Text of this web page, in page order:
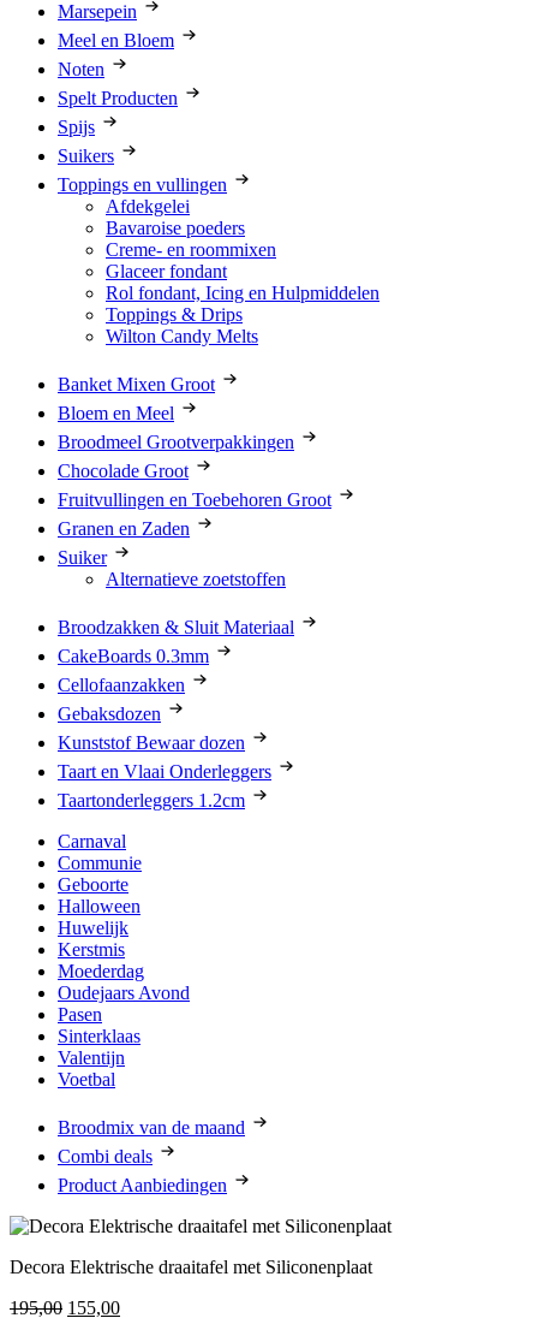
Marsepein
Meel en Bloem
Noten
Spelt Producten
Spijs
Suikers
Toppings en vullingen
Afdekgelei
Bavaroise poeders
Creme- en roommixen
Glaceer fondant
Rol fondant, Icing en Hulpmiddelen
Toppings & Drips
Wilton Candy Melts
Banket Mixen Groot
Bloem en Meel
Broodmeel Grootverpakkingen
Chocolade Groot
Fruitvullingen en Toebehoren Groot
Granen en Zaden
Suiker
Alternatieve zoetstoffen
Broodzakken & Sluit Materiaal
CakeBoards 0.3mm
Cellofaanzakken
Gebaksdozen
Kunststof Bewaar dozen
Taart en Vlaai Onderleggers
Taartonderleggers 1.2cm
Carnaval
Communie
Geboorte
Halloween
Huwelijk
Kerstmis
Moederdag
Oudejaars Avond
Pasen
Sinterklaas
Valentijn
Voetbal
Broodmix van de maand
Combi deals
Product Aanbiedingen
Decora Elektrische draaitafel met Siliconenplaat
195,00 Oorspronkelijke
155,00Huidige